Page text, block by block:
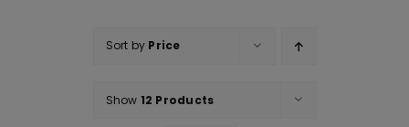
Sort by Price
Show 12 Products